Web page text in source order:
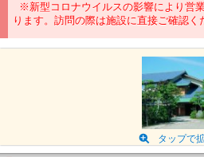
※新型コロナウイルスの影響により営
ります。訪問の際は施設に直接ご確認く
タップで